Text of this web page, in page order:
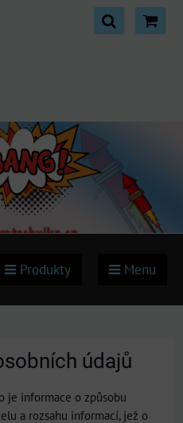
Produkty Menu
údajů
je informace o způsobu
a rozsahu informací, jež o